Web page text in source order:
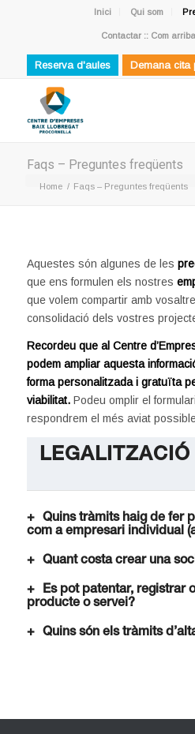
Inici Qui som
Contactar :: Com
Reserva d'aules Demana cita
Faqs – Preguntes freqüents
Home / Faqs – Preguntes freqüents
Aquestes són algunes de les
que ens formulen els nostres
que volem compartir amb
consolidació dels vostres
Recordeu que al Centre
podem ampliar aquesta
forma personalitzada i gratuïta
viabilitat.Podeu omplir el
respondrem el més aviat
LEGALITZACIÓ
Quins tràmits haig de fer
com a empresari individual
Quant costa crear una
Es pot patentar, registrar
producte o servei?
Quins són els tràmits